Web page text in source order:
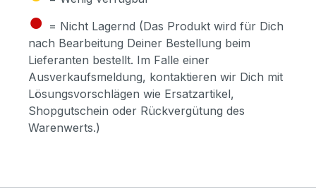
● = Nicht Lagernd (Das Produkt wird für Dich
nach Bearbeitung Deiner Bestellung beim
Lieferanten bestellt. Im Falle einer
Ausverkaufsmeldung, kontaktieren wir Dich mit
Lösungsvorschlägen wie Ersatzartikel,
Shopgutschein oder Rückvergütung des
Warenwerts.)